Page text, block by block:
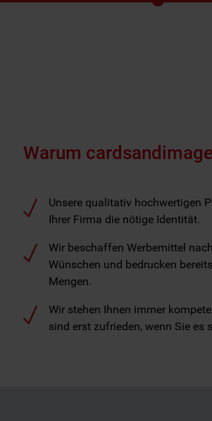
Warum
Unsere qualitativ hochwertigen
Ihrer Firma die nötige Identität.
Wir beschaffen Werbemittel
Wünschen und bedrucken
Mengen.
Wir stehen Ihnen immer
sind erst zufrieden, wenn Sie es